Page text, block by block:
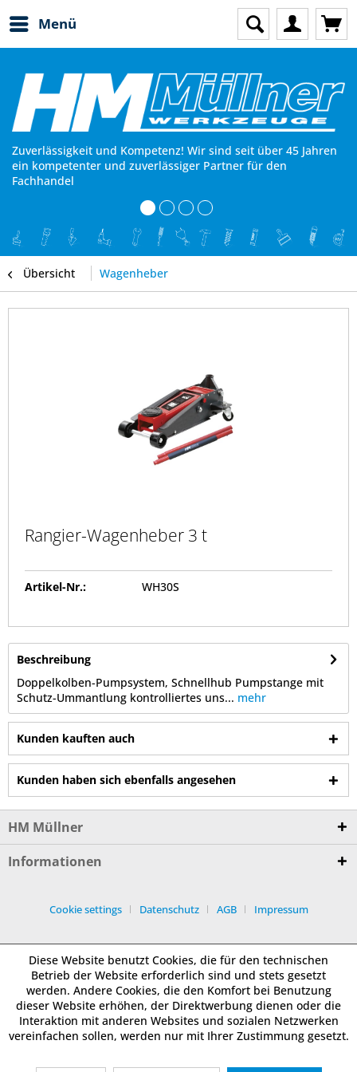
Menü
Zuverlässigkeit und Kompetenz! Wir sind seit über 45 Jahren
ein kompetenter und zuverlässiger Partner für den
Fachhandel
Übersicht Wagenheber
Rangier-Wagenheber 3 t
Artikel-Nr.: WH30S
Beschreibung
Doppelkolben-Pumpsystem, Schnellhub Pumpstange mit
Schutz-Ummantlung kontrolliertes uns... mehr
Kunden kauften auch
Kunden haben sich ebenfalls angesehen
HM Müllner
Informationen
Cookie settings Datenschutz AGB Impressum
Diese Website benutzt Cookies, die für den technischen
Betrieb der Website erforderlich sind und stets gesetzt
werden. Andere Cookies, die den Komfort bei Benutzung
dieser Website erhöhen, der Direktwerbung dienen oder die
Interaktion mit anderen Websites und sozialen Netzwerken
vereinfachen sollen, werden nur mit Ihrer Zustimmung gesetzt.